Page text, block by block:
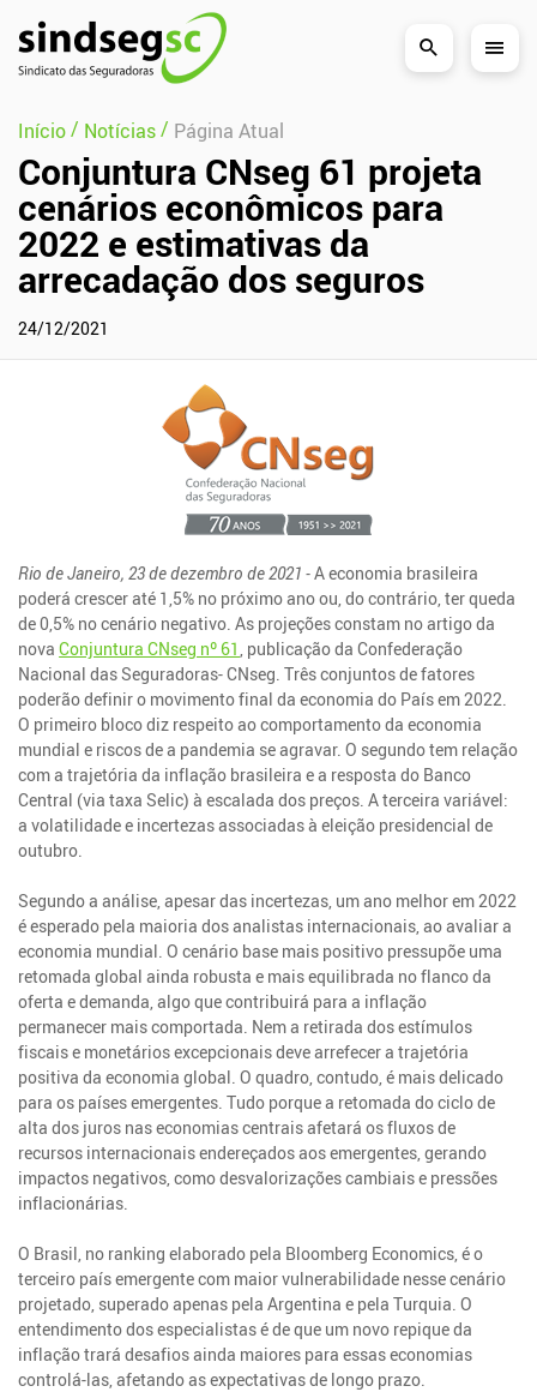
Pular Navegação (s)
Início/ Notícias/ Página Atual
Conjuntura CNseg 61 projeta
cenários econômicos para
2022 e estimativas da
arrecadação dos seguros
24/12/2021
Rio de Janeiro, 23 de dezembro de 2021 -A economia brasileira
poderá crescer até 1,5% no próximo ano ou, do contrário, ter queda
de 0,5% no cenário negativo. As projeções constam no artigo da
novaConjuntura CNseg nº 61 , publicação da Confederação
Nacional das Seguradoras- CNseg. Três conjuntos de fatores
poderão definir o movimento final da economia do País em 2022.
O primeiro bloco diz respeito ao comportamento da economia
mundial e riscos de a pandemia se agravar. O segundo tem relação
com a trajetória da inflação brasileira e a resposta do Banco
Central (via taxa Selic) à escalada dos preços. A terceira variável:
a volatilidade e incertezas associadas à eleição presidencial de
outubro.
Segundo a análise, apesar das incertezas, um ano melhor em 2022
é esperado pela maioria dos analistas internacionais, ao avaliar a
economia mundial. O cenário base mais positivo pressupõe uma
retomada global ainda robusta e mais equilibrada no flanco da
oferta e demanda, algo que contribuirá para a inflação
permanecer mais comportada. Nem a retirada dos estímulos
fiscais e monetários excepcionais deve arrefecer a trajetória
positiva da economia global. O quadro, contudo, é mais delicado
para os países emergentes. Tudo porque a retomada do ciclo de
alta dos juros nas economias centrais afetará os fluxos de
recursos internacionais endereçados aos emergentes, gerando
impactos negativos, como desvalorizações cambiais e pressões
inflacionárias.
O Brasil, no ranking elaborado pela Bloomberg Economics, é o
terceiro país emergente com maior vulnerabilidade nesse cenário
projetado, superado apenas pela Argentina e pela Turquia. O
entendimento dos especialistas é de que um novo repique da
inflação trará desafios ainda maiores para essas economias
controlá-las, afetando as expectativas de longo prazo.